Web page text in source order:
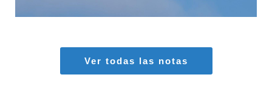
Ver todas las notas